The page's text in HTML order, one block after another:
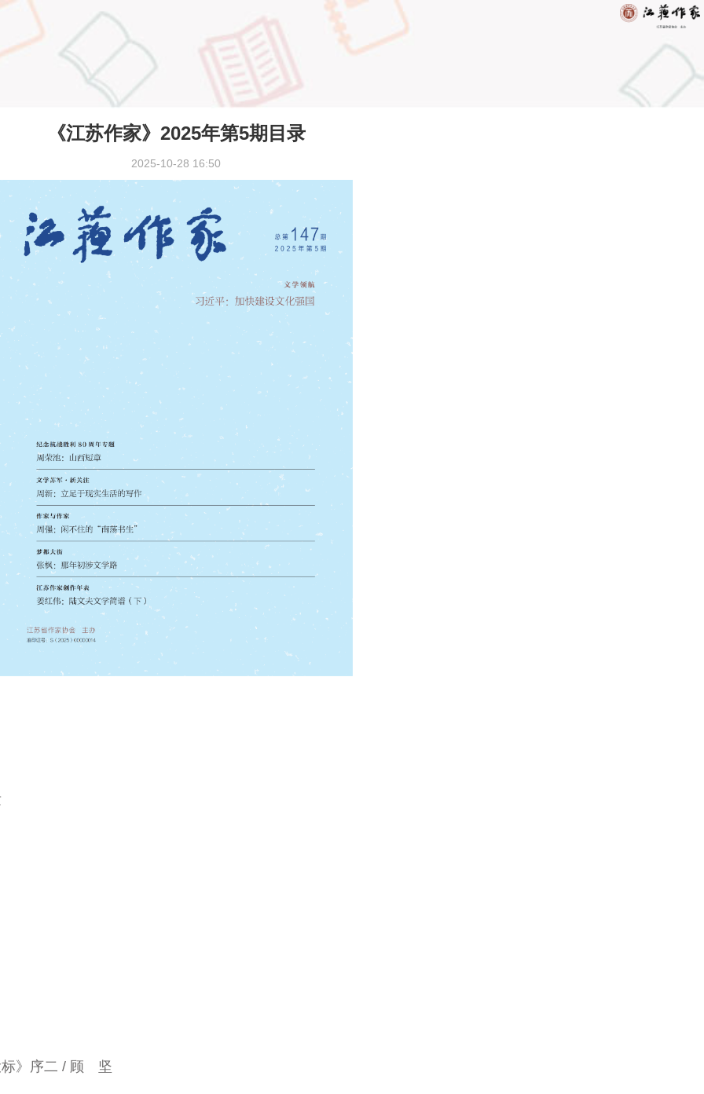
《江苏作家》2025年第5期目录
2025-10-28 16:50
》序二 / 顾 坚